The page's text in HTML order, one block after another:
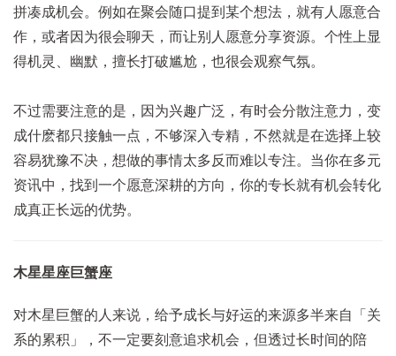
拼凑成机会。例如在聚会随口提到某个想法，就有人愿意合
作，或者因为很会聊天，而让别人愿意分享资源。个性上显
得机灵、幽默，擅长打破尴尬，也很会观察气氛。
不过需要注意的是，因为兴趣广泛，有时会分散注意力，变
成什麽都只接触一点，不够深入专精，不然就是在选择上较
容易犹豫不决，想做的事情太多反而难以专注。当你在多元
资讯中，找到一个愿意深耕的方向，你的专长就有机会转化
成真正长远的优势。
木星星座巨蟹座
对木星巨蟹的人来说，给予成长与好运的来源多半来自「关
系的累积」，不一定要刻意追求机会，但透过长时间的陪